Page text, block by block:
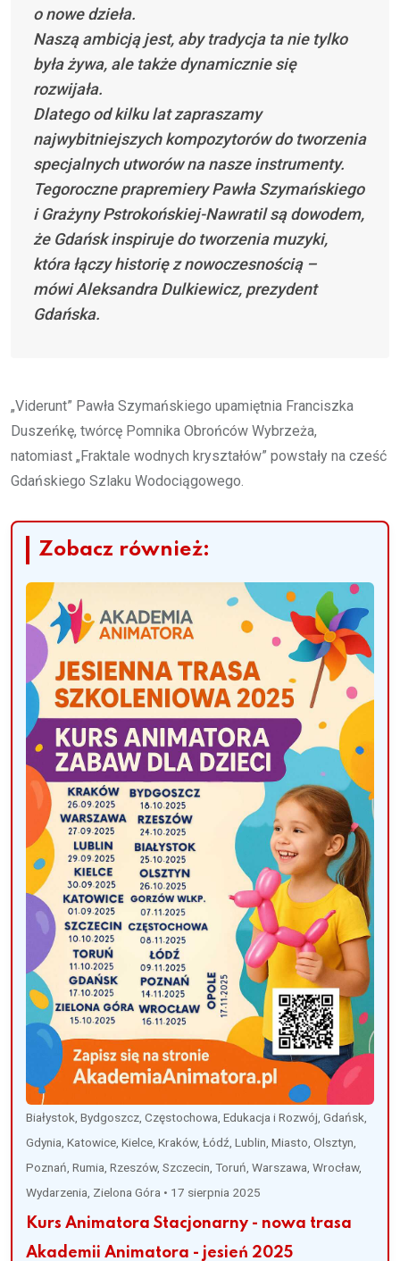
o nowe dzieła.
Naszą ambicją jest, aby tradycja ta nie tylko
była żywa, ale także dynamicznie się
rozwijała.
Dlatego od kilku lat zapraszamy
najwybitniejszych kompozytorów do tworzenia
specjalnych utworów na nasze instrumenty.
Tegoroczne prapremiery Pawła Szymańskiego
i Grażyny Pstrokońskiej-Nawratil są dowodem,
że Gdańsk inspiruje do tworzenia muzyki,
która łączy historię z nowoczesnością –
mówi Aleksandra Dulkiewicz, prezydent
Gdańska.
„Viderunt” Pawła Szymańskiego upamiętnia Franciszka
Duszeńkę, twórcę Pomnika Obrońców Wybrzeża,
natomiast „Fraktale wodnych kryształów” powstały na cześć
Gdańskiego Szlaku Wodociągowego.
Zobacz również:
Białystok, Bydgoszcz, Częstochowa, Edukacja i Rozwój, Gdańsk,
Gdynia, Katowice, Kielce, Kraków, Łódź, Lublin, Miasto, Olsztyn,
Poznań, Rumia, Rzeszów, Szczecin, Toruń, Warszawa, Wrocław,
Wydarzenia, Zielona Góra • 17 sierpnia 2025
Kurs Animatora Stacjonarny - nowa trasa
Akademii Animatora - jesień 2025